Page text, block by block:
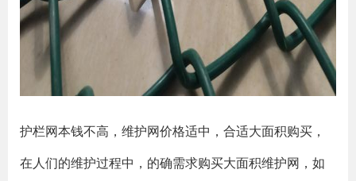
护栏网本钱不高，维护网价格适中，合适大面积购买，
在人们的维护过程中，的确需求购买大面积维护网，如